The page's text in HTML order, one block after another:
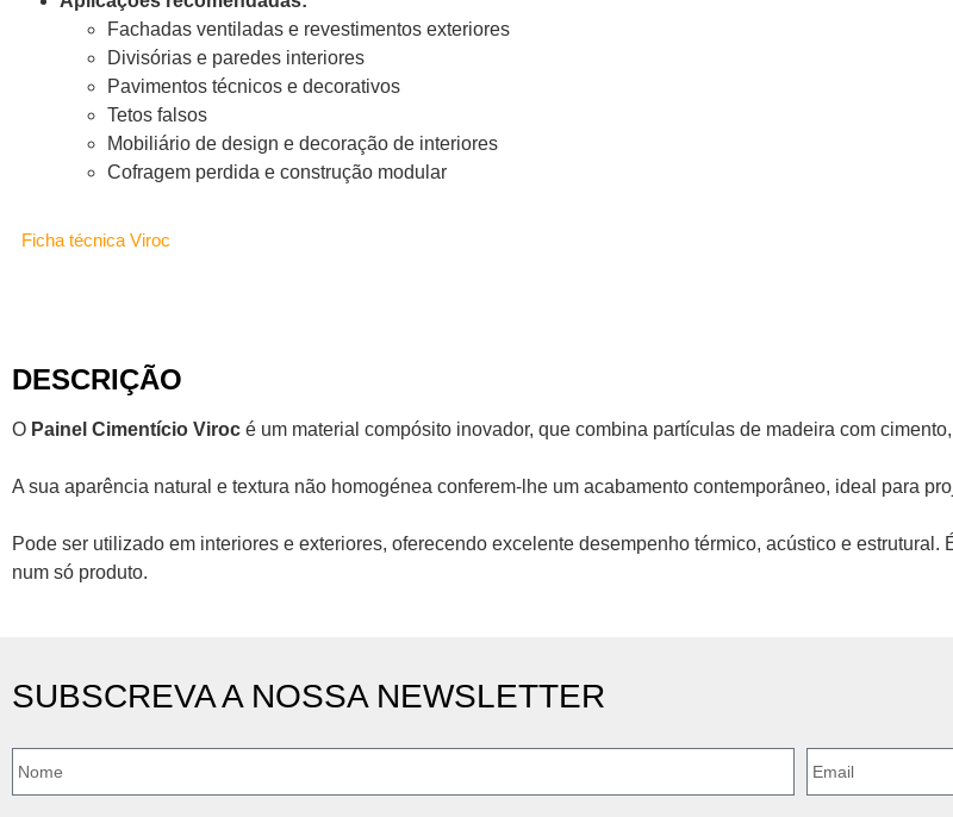
Fachadas ventiladas e revestimentos exteriores
Divisórias e paredes interiores
Pavimentos técnicos e decorativos
Tetos falsos
Mobiliário de design e decoração de interiores
Cofragem perdida e construção modular
Ficha técnica Viroc
DESCRIÇÃO
O Painel Cimentício Viroc é um material compósito inovador, que combina partículas de madeira com
A sua aparência natural e textura não homogénea conferem-lhe um acabamento contemporâneo, ideal para
Pode ser utilizado em interiores e exteriores, oferecendo excelente desempenho térmico, acústico e
num só produto.
SUBSCREVA A NOSSA NEWSLETTER